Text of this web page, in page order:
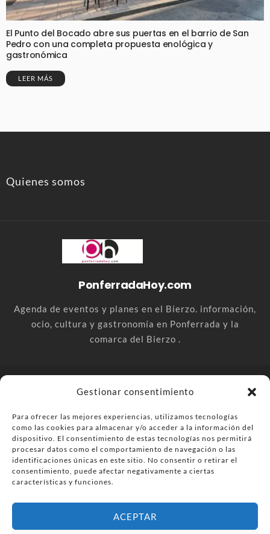
Gestionar consentimiento
Para ofrecer las mejores experiencias, utilizamos tecnologías
como las cookies para almacenar y/o acceder a la información del
dispositivo. El consentimiento de estas tecnologías nos permitirá
procesar datos como el comportamiento de navegación o las
identificaciones únicas en este sitio. No consentir o retirar el
consentimiento, puede afectar negativamente a ciertas
características y funciones.
ACEPTAR
El Punto del Bocado abre sus puertas en el barrio de San
Pedro con una completa propuesta enológica y
gastronómica
LEER MÁS
Quienes somos
PonferradaHoy.com
Agenda de eventos y planes en el Bierzo. información,
ocio, cultura y gastronomía en Ponferrada y la
comarca del Bierzo .
comarca del Bierzo
Anúnciate
Más información sobre las cookies
Envía tu negocio
Contacta Política de privacidad